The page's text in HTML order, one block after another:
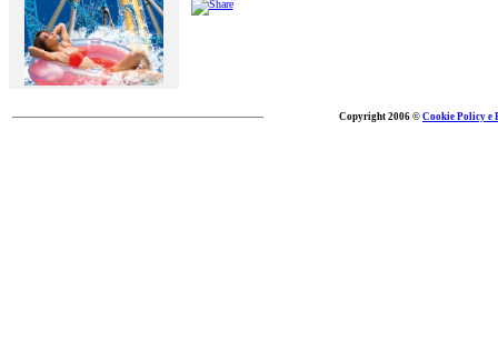
Copyright 2006 © Cookie Policy e